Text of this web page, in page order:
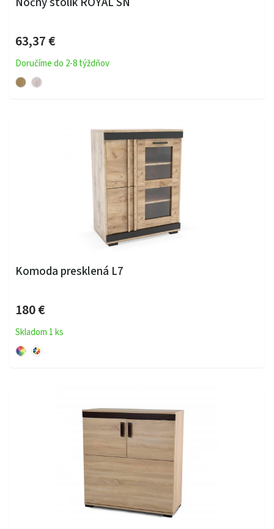
63,37 €
Doručíme do 2-8 týždňov
Komoda presklená L7
180 €
Skladom 1 ks